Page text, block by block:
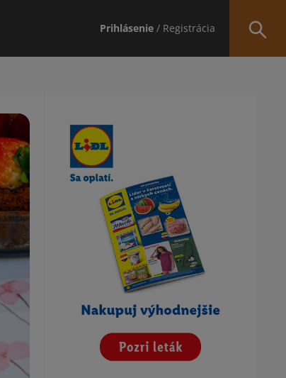
Prihlásenie / Registrácia
Obsah bočného panela